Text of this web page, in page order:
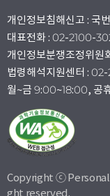
개인정보침해신고 : 국
대표전화 : 02-2100-
개인정보분쟁조정위원
법령해석지원센터 :
월~금 9:00~18:00, 공
Copyright ⓒ
ght reserved.